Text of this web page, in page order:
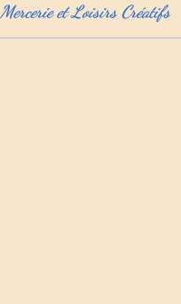
Mercerie et Loisirs Créatifs